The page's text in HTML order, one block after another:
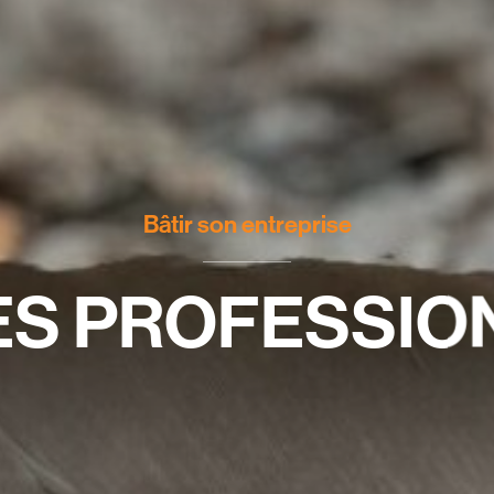
Bâtir son entreprise